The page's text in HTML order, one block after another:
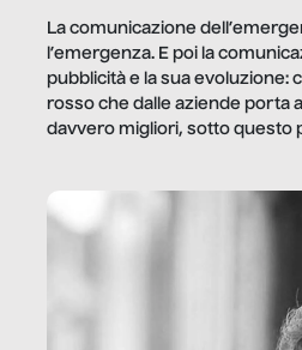
La comunicazione
l’emergenza. E poi la
pubblicità e la sua evoluzione:
rosso che dalle aziende porta
davvero migliori, sotto questo